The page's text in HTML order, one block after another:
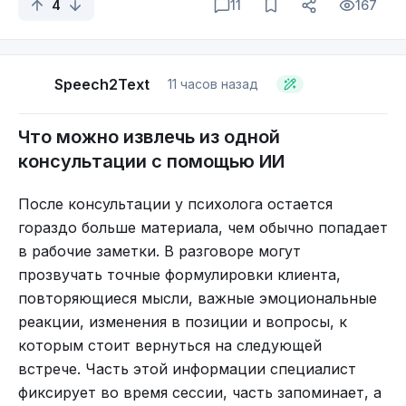
и с горестными воплями испустить дух. Так что
жизнь, конечно, трагична, потому что она
способности радоваться.
Каждая индивидуальная жизнь конечна, смерть
побеждает жизнь. Но жизнь как процесс
побеждает смерть — она не останавливается.
Смерть — это просто такие серые всполохи в
потоке жизни. И если помнить об этом, если
становится легче. Все эти мысли о собственной
жизни никогда не бывают весёлыми. А вот если
4 11 167
Speech2Text 11 часов назад
Что можно извлечь из одной
консультации с помощью ИИ
После консультации у психолога остается
гораздо больше материала, чем обычно попадает
в рабочие заметки. В разговоре могут
прозвучать точные формулировки клиента,
повторяющиеся мысли, важные эмоциональные
реакции, изменения в позиции и вопросы, к
которым стоит вернуться на следующей
встрече. Часть этой информации специалист
фиксирует во время сессии, часть запоминает, а